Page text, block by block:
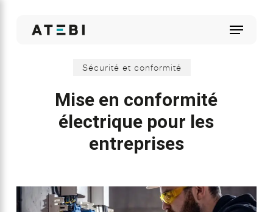
Menu
Sécurité et conformité
Mise en conformité
électrique pour les
entreprises